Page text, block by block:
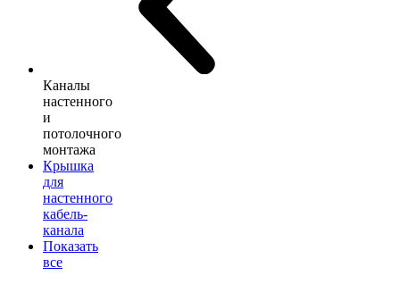
Каналы
настенного
и
потолочного
монтажа
Крышка
для
настенного
кабель-
канала
Показать
все